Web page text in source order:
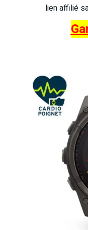
lien affilié